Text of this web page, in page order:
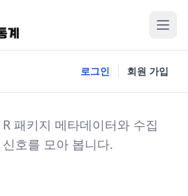
로그인 회원 가입
R 패키지 메타데이터와 수집
신호를 모아 봅니다.